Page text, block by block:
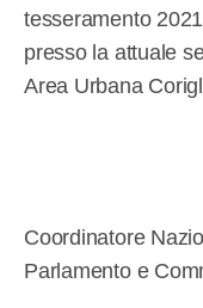
tesseramento
presso la attuale
Area Urbana
Coordinatore
Parlamento e